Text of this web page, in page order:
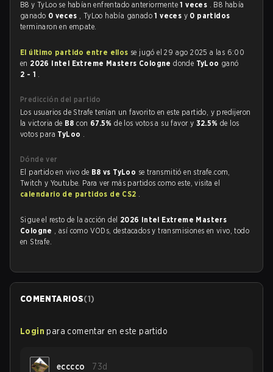
B8 y TyLoo se habían enfrentado anteriormente1 veces . B8 había
ganado 0 veces , TyLoo había ganado1 veces y 0 partidos
terminaron en empate.
El último partido entre ellos se jugó el 29 ago 2025 a las 6:00
en 2026 Intel Extreme Masters Colognedonde TyLoo ganó
2 - 1 .
Predicción del partido
Los usuarios de Strafe tenían un favorito en este partido, y predijeron
la victoria de B8con 67.5%de los votos a su favor y 32.5%de los
votos para TyLoo .
Dónde ver
El partido en vivo de B8 vs TyLoo se transmitió en strafe.com,
Twitch y Youtube. Para ver más partidos como este, visita el
calendario de partidos de CS2 .
Sigue el resto de la acción del 2026 Intel Extreme Masters
Cologne , así como VODs, destacados y transmisiones en vivo, todo
en Strafe.
COMENTARIOS(1)
Login para comentar en este partido
ecccco 73d